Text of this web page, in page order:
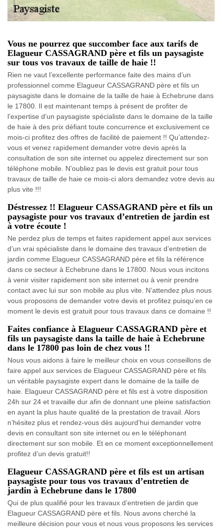
Vous ne pourrez que succomber face aux tarifs de
Elagueur CASSAGRAND père et fils un paysagiste
sur tous vos travaux de taille de haie !!
Rien ne vaut l’excellente performance faite des mains d’un
professionnel comme Elagueur CASSAGRAND père et fils un
paysagiste dans le domaine de la taille de haie à Echebrune dans
le 17800. Il est maintenant temps à présent de profiter de
l’expertise d’un paysagiste spécialiste dans le domaine de la taille
de haie à des prix défiant toute concurrence et exclusivement ce
mois-ci profitez des offres de facilité de paiement !! Qu’attendez-
vous et venez rapidement demander votre devis après la
consultation de son site internet ou appelez directement sur son
téléphone mobile. N’oubliez pas le devis est gratuit pour tous
travaux de taille de haie ce mois-ci alors demandez votre devis au
plus vite !!!
Déstressez !! Elagueur CASSAGRAND père et fils un
paysagiste pour vos travaux d’entretien de jardin est
à votre écoute !
Ne perdez plus de temps et faites rapidement appel aux services
d’un vrai spécialiste dans le domaine des travaux d’entretien de
jardin comme Elagueur CASSAGRAND père et fils la référence
dans ce secteur à Echebrune dans le 17800. Nous vous incitons
à venir visiter rapidement son site internet ou à venir prendre
contact avec lui sur son mobile au plus vite. N’attendez plus nous
vous proposons de demander votre devis et profitez puisqu’en ce
moment le devis est gratuit pour tous travaux dans ce domaine !!
Faites confiance à Elagueur CASSAGRAND père et
fils un paysagiste dans la taille de haie à Echebrune
dans le 17800 pas loin de chez vous !!
Nous vous aidons à faire le meilleur choix en vous conseillons de
faire appel aux services de Elagueur CASSAGRAND père et fils
un véritable paysagiste expert dans le domaine de la taille de
haie. Elagueur CASSAGRAND père et fils est à votre disposition
24h sur 24 et travaille dur afin de donnant une pleine satisfaction
en ayant la plus haute qualité de la prestation de travail. Alors
n’hésitez plus et rendez-vous dès aujourd’hui demander votre
devis en consultant son site internet ou en le téléphonant
directement sur son mobile. Et en ce moment exceptionnellement
profitez d’un devis gratuit!!
Elagueur CASSAGRAND père et fils est un artisan
paysagiste pour tous vos travaux d’entretien de
jardin à Echebrune dans le 17800
Qui de plus qualifié pour les travaux d’entretien de jardin que
Elagueur CASSAGRAND père et fils. Nous avons cherché la
meilleure décision pour vous et nous vous proposons les services